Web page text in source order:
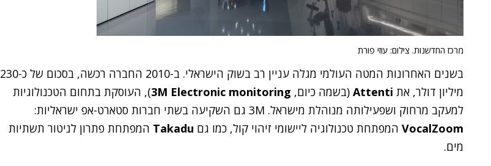
מרכז החדשנות. צילום: עוזי פורת
בשנים האחרונות המטה העולמי מגלה עניין רב בשוק הישראלי. ב-2010 החברה רכשה, בסכום של כ-230
מיליון דולר, את Attenti (בשמה כיום, 3M Electronic monitoring), העוסקת בתחום הטכנולוגיות
למעקב מרחוק ושפעילותה מנוהלת מישראל. 3M גם השקיעה בשתי חברות סטארט-אפ ישראליות:
VocalZoom המפתחת טכנולוגיה ליישומי זיהוי קול, כמו גם Takadu המפתחת פתרון לניטור תשתיות
מים.